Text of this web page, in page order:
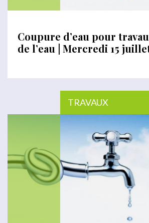
Coupure d’eau pour
de l’eau | Mercredi 15
TRAVAUX